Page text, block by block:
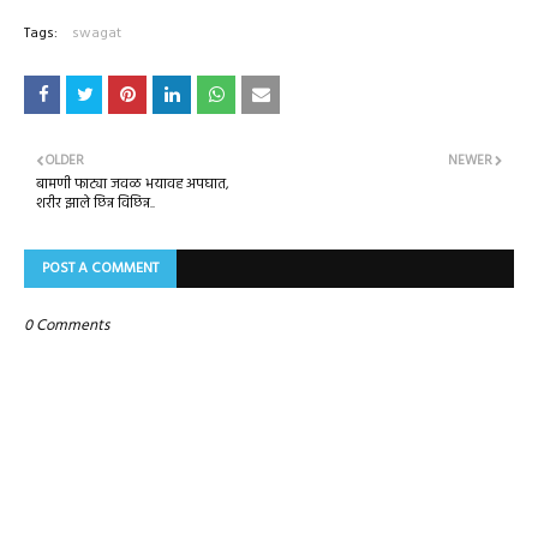
Tags: swagat
NEWER
OLDER
बामणी फाट्या जवळ भयावह अपघात,
शरीर झाले छिन्न विछिन्न..
POST A COMMENT
0 Comments